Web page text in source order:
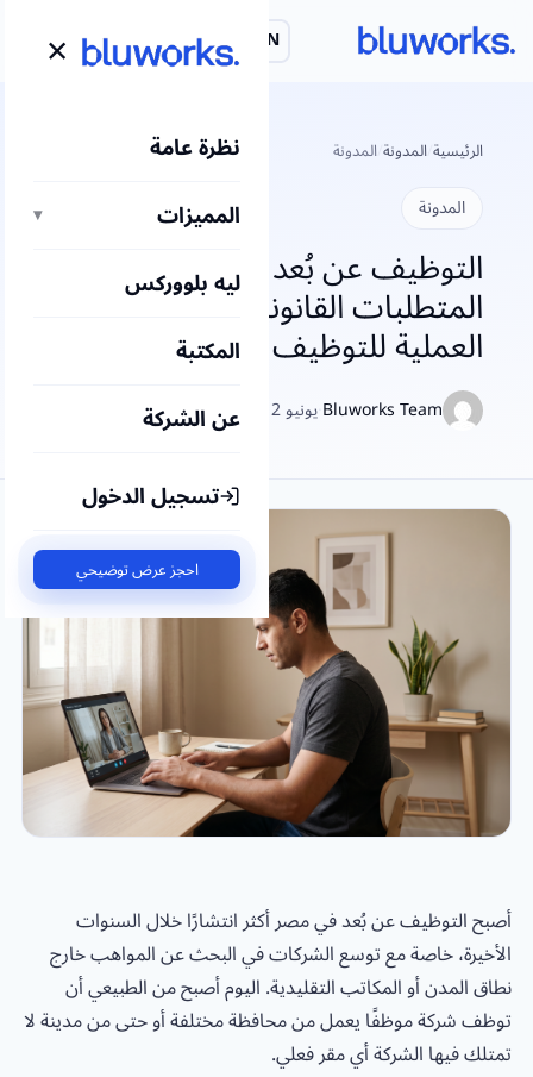
إلى EN احجز عرض توضيحي ×
نظرة عامة
المميزات
▾
ليه بلووركس
المكتبة
عن الشركة
تسجيل الدخول
احجز عرض توضيحي
الرئيسيةالمدونةالمدونة
المدونة
التوظيف عن بُعد في مصر:
المتطلبات القانونية والخطوات
العملية للتوظيف وإدارة الموظفين
Bluworks Teamيونيو 12, 2026
أصبح التوظيف عن بُعد في مصر أكثر انتشارًا خلال السنوات
الأخيرة، خاصة مع توسع الشركات في البحث عن المواهب خارج
نطاق المدن أو المكاتب التقليدية. اليوم أصبح من الطبيعي أن
توظف شركة موظفًا يعمل من محافظة مختلفة أو حتى من مدينة لا
تمتلك فيها الشركة أي مقر فعلي.